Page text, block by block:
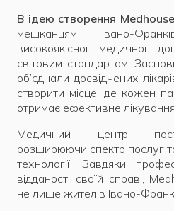
В ідею створення Medhouse
мешканцям Івано-
високоякісної медичної
світовим стандартам.
об’єднали досвідчених
створити місце, де кожен
отримає ефективне лікування.
Медичний центр
розширюючи спектр послуг
технології. Завдяки
відданості своїй справі,
не лише жителів Івано-